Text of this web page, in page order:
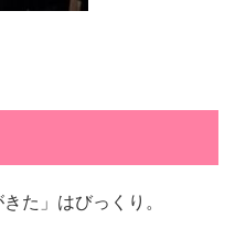
た」はびっくり。